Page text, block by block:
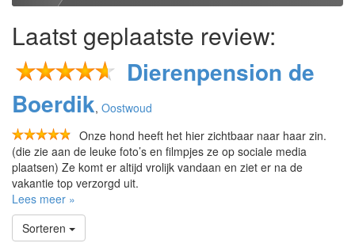
Laatst geplaatste review:
Dierenpension de
Boerdik, Oostwoud
Onze hond heeft het hier zichtbaar naar haar zin.
(die zie aan de leuke foto’s en filmpjes ze op sociale media
plaatsen) Ze komt er altijd vrolijk vandaan en ziet er na de
vakantie top verzorgd uit.
Lees meer »
Sorteren